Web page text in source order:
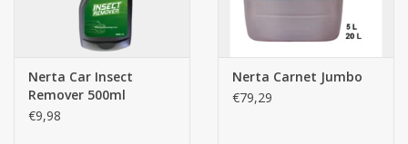
Nerta Car Insect
Remover 500ml
€9,98
Nerta Carnet Jumbo
€79,29